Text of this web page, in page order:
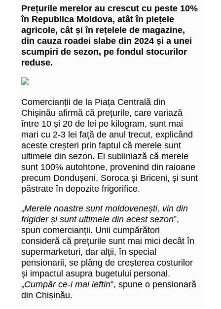
Prețurile merelor au crescut cu peste 10%
în Republica Moldova, atât în piețele
agricole, cât și în rețelele de magazine,
din cauza roadei slabe din 2024 și a unei
scumpiri de sezon, pe fondul stocurilor
reduse.
Comercianții de la Piața Centrală din
Chișinău afirmă că prețurile, care variază
între 10 și 20 de lei pe kilogram, sunt mai
mari cu 2-3 lei față de anul trecut, explicând
aceste creșteri prin faptul că merele sunt
ultimele din sezon. Ei subliniază că merele
sunt 100% autohtone, provenind din raioane
precum Dondușeni, Soroca și Briceni, și sunt
păstrate în depozite frigorifice.
„Merele noastre sunt moldovenești, vin din
frigider și sunt ultimele din acest sezon”,
spun comercianții. Unii cumpărători
consideră că prețurile sunt mai mici decât în
supermarketuri, dar alții, în special
pensionarii, se plâng de creșterea costurilor
și impactul asupra bugetului personal.
„Cumpăr ce-i mai ieftin”, spune o pensionară
din Chișinău.